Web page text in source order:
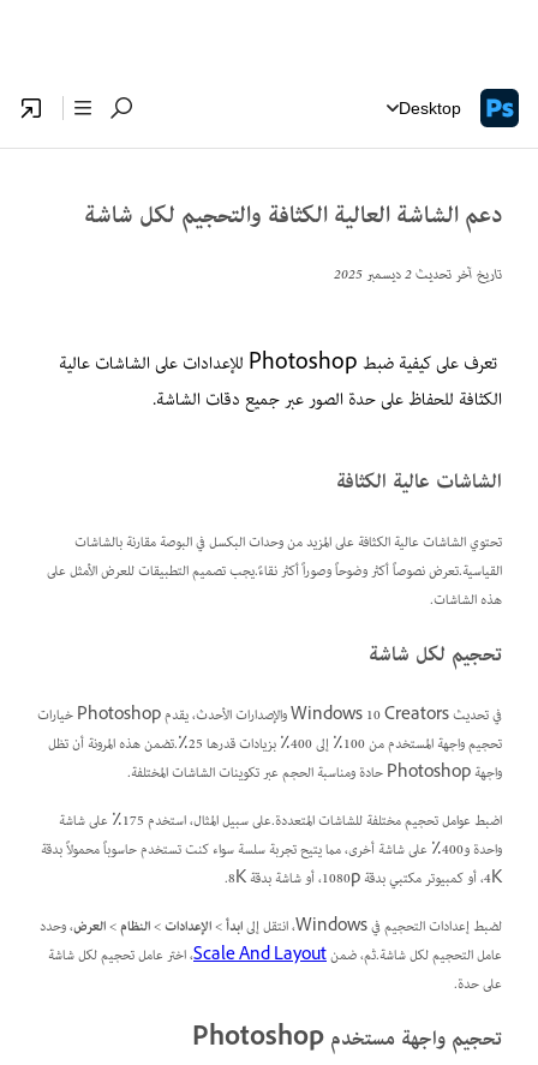
Desktop
دعم الشاشة العالية الكثافة والتحجيم لكل شاشة
تاريخ آخر تحديث2 ديسمبر 2025
تعرف على كيفية ضبط Photoshop للإعدادات على الشاشات عالية
الكثافة للحفاظ على حدة الصور عبر جميع دقات الشاشة.
الشاشات عالية الكثافة
تحتوي الشاشات عالية الكثافة على المزيد من وحدات البكسل في البوصة مقارنة بالشاشات
القياسية.تعرض نصوصاً أكثر وضوحاً وصوراً أكثر نقاءً.يجب تصميم التطبيقات للعرض الأمثل على
هذه الشاشات.
تحجيم لكل شاشة
في تحديث Windows 10 Creators والإصدارات الأحدث، يقدم Photoshop خيارات
تحجيم واجهة المستخدم من 100٪ إلى 400٪ بزيادات قدرها 25٪.تضمن هذه المرونة أن تظل
واجهة Photoshop حادة ومناسبة الحجم عبر تكوينات الشاشات المختلفة.
اضبط عوامل تحجيم مختلفة للشاشات المتعددة.على سبيل المثال، استخدم 175٪ على شاشة
واحدة و400٪ على شاشة أخرى، مما يتيح تجربة سلسة سواء كنت تستخدم حاسوباً محمولاً بدقة
4K، أو كمبيوتر مكتبي بدقة 1080p، أو شاشة بدقة 8K.
لضبط إعدادات التحجيم في Windows، انتقل إلى
ابدأ>الإعدادات>النظام>العرض، وحدد
عامل التحجيم لكل شاشة.ثم، ضمنScale And Layout، اختر عامل تحجيم لكل شاشة
على حدة.
تحجيم واجهة مستخدم Photoshop